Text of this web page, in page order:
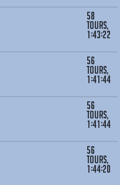
58
tours,
1:43:22
56
tours,
1:41:44
56
tours,
1:41:44
56
tours,
1:44:20